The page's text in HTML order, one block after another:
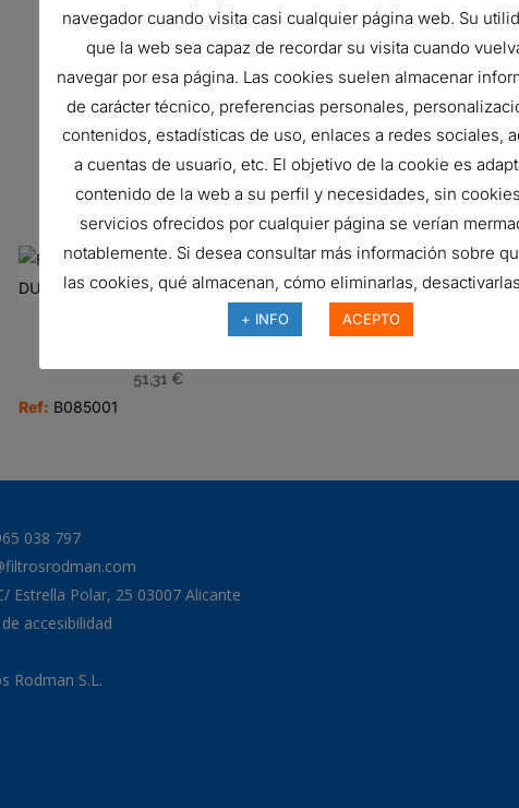
quantity
FILTRO DE AIRE, PRIMARIO
51,31 €
Ref: B085001
FILTRO DE AIRE,
Ref:B130059
038 797
Estrella Polar, 25 03007 Alicante
accesibilidad
Rodman S.L.
navegador cuando visita casi cualquier página web. Su
que la web sea capaz de recordar su visita cuando
navegar por esa página. Las cookies suelen almacenar
de carácter técnico, preferencias personales,
contenidos, estadísticas de uso, enlaces a redes sociales,
a cuentas de usuario, etc. El objetivo de la cookie es
contenido de la web a su perfil y necesidades, sin
servicios ofrecidos por cualquier página se verían
notablemente. Si desea consultar más información sobre
las cookies, qué almacenan, cómo eliminarlas,
+ INFO ACEPTO